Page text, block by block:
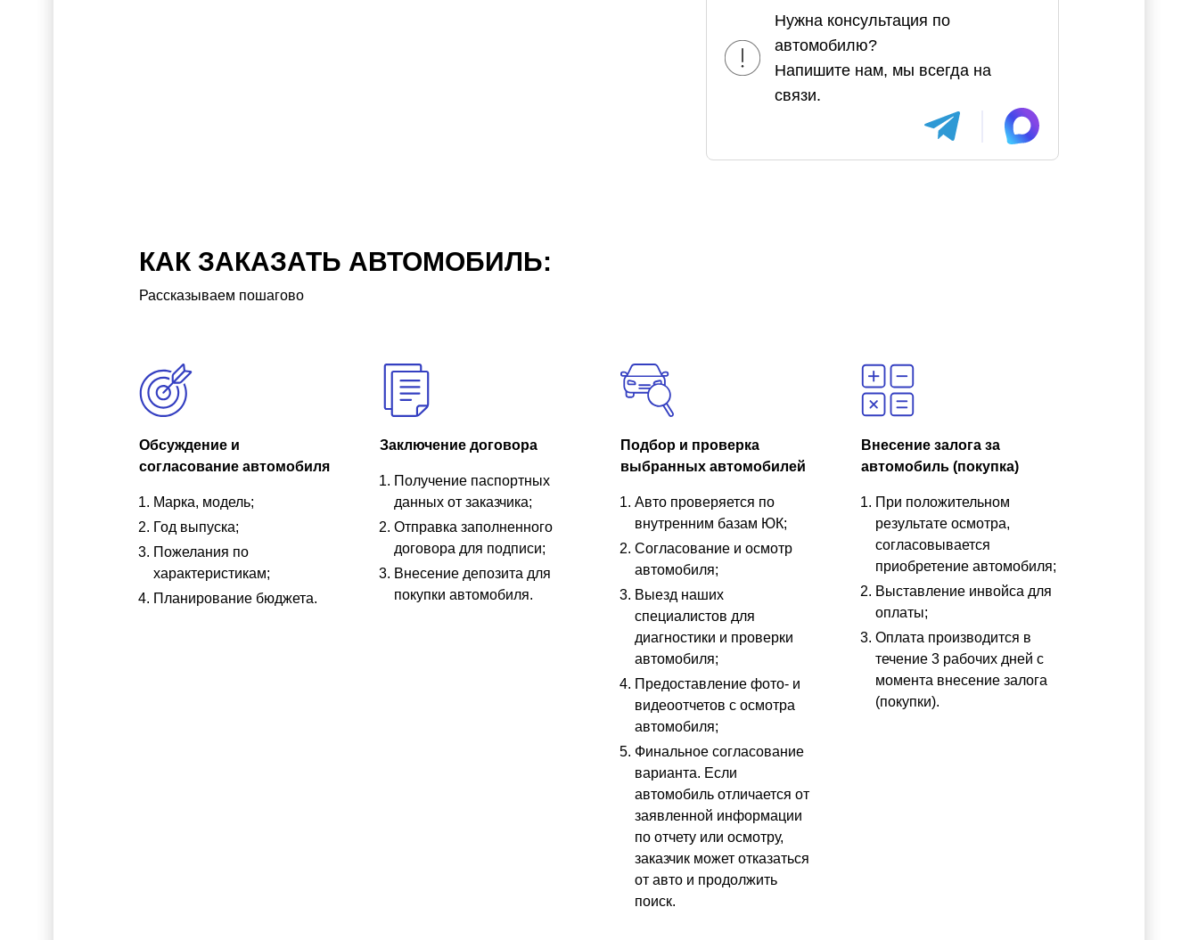
Нужна консультация по
автомобилю?
Напишите нам, мы всегда на
связи.
КАК ЗАКАЗАТЬ АВТОМОБИЛЬ:
Рассказываем пошагово
Обсуждение и
согласование автомобиля
Марка, модель;
Год выпуска;
Пожелания по
характеристикам;
Планирование бюджета.
Заключение договора
Получение паспортных
данных от заказчика;
Отправка заполненного
договора для подписи;
Внесение депозита для
покупки автомобиля.
Подбор и проверка
выбранных автомобилей
Авто проверяется по
внутренним базам ЮК;
Согласование и осмотр
автомобиля;
Выезд наших
специалистов для
диагностики и проверки
автомобиля;
Предоставление фото- и
видеоотчетов с осмотра
автомобиля;
Финальное согласование
варианта. Если
автомобиль отличается от
заявленной информации
по отчету или осмотру,
заказчик может отказаться
от авто и продолжить
поиск.
Внесение залога за
автомобиль (покупка)
При положительном
результате осмотра,
согласовывается
приобретение автомобиля;
Выставление инвойса для
оплаты;
Оплата производится в
течение 3 рабочих дней с
момента внесение залога
(покупки).